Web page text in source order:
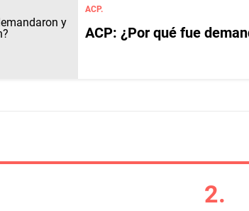
ACP.
ACP: ¿Por qué fue